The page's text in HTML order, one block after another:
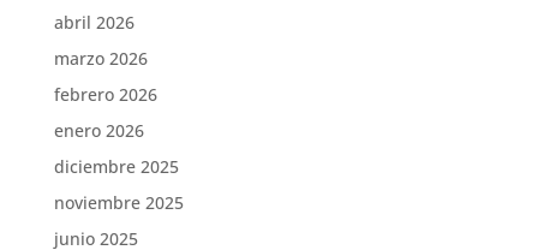
abril 2026
marzo 2026
febrero 2026
enero 2026
diciembre 2025
noviembre 2025
junio 2025